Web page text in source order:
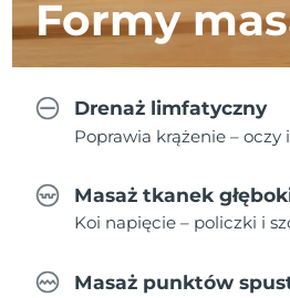
Formy
Drenaż limfatyczny
Poprawia krążenie – oczy
Masaż tkanek
Koi napięcie – policzki i
Masaż punktów